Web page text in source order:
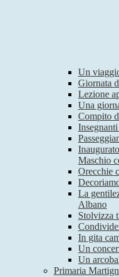
Un
Giornata
Lezione
Una
Compito
Maschio
Orecchie
La
Albano
Stolvizza
In gita
Un
Un
Primaria